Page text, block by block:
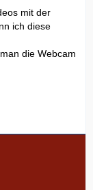
mit der
ich diese
die Webcam